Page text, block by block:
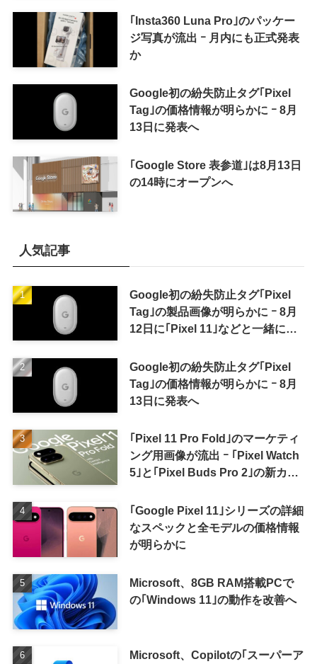
｢Insta360 Luna Pro｣のパッケー
ジ写真が流出 ｰ 月内にも正式発表
か
Google初の紛失防止タグ｢Pixel
Tag｣の価格情報が明らかに ｰ 8月
13日に発表へ
｢Google Store 表参道｣は8月13日
の14時にオープンへ
人気記事
Google初の紛失防止タグ｢Pixel
Tag｣の製品画像が明らかに ｰ 8月
12日に｢Pixel 11｣などと一緒に発
Google初の紛失防止タグ｢Pixel
Tag｣の価格情報が明らかに ｰ 8月
13日に発表へ
｢Pixel 11 Pro Fold｣のマーケティ
ング用画像が流出 ｰ ｢Pixel Watch
5｣と｢Pixel Buds Pro 2｣の新カラ
｢Google Pixel 11｣シリーズの詳細
なスペックと全モデルの価格情報
が明らかに
Microsoft、8GB RAM搭載PCで
の｢Windows 11｣の動作を改善へ
Microsoft、Copilotの｢スーパーア